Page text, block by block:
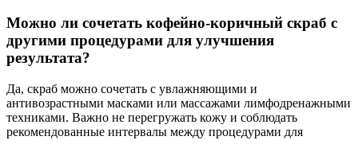
Можно ли сочетать кофейно-коричный скраб с
другими процедурами для улучшения
результата?
Да, скраб можно сочетать с увлажняющими и
антивозрастными масками или массажами лимфодренажными
техниками. Важно не перегружать кожу и соблюдать
рекомендованные интервалы между процедурами для